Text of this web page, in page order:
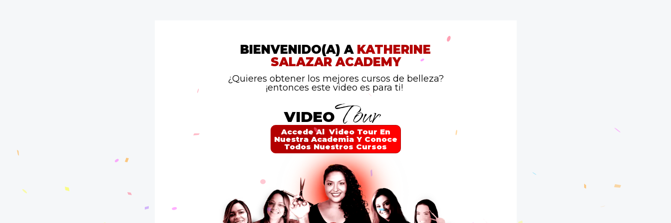
BIENVENIDO(A) A KATHERINE
SALAZAR ACADEMY
¿Quieres obtener los mejores cursos de belleza?
¡entonces este video es para ti!
VIDEOTour
Accede Al Video Tour En
Nuestra Academia Y Conoce
Todos Nuestros Cursos